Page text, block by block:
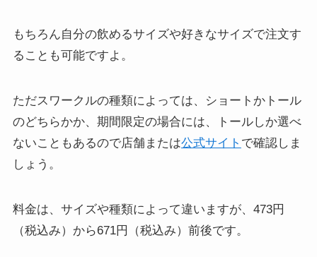
もちろん自分の飲めるサイズや好きなサイズで注文す
ることも可能ですよ。
ただスワークルの種類によっては、ショートかトール
のどちらかか、期間限定の場合には、トールしか選べ
ないこともあるので店舗または公式サイト で確認しま
しょう。
料金は、サイズや種類によって違いますが、473円
（税込み）から671円（税込み）前後です。